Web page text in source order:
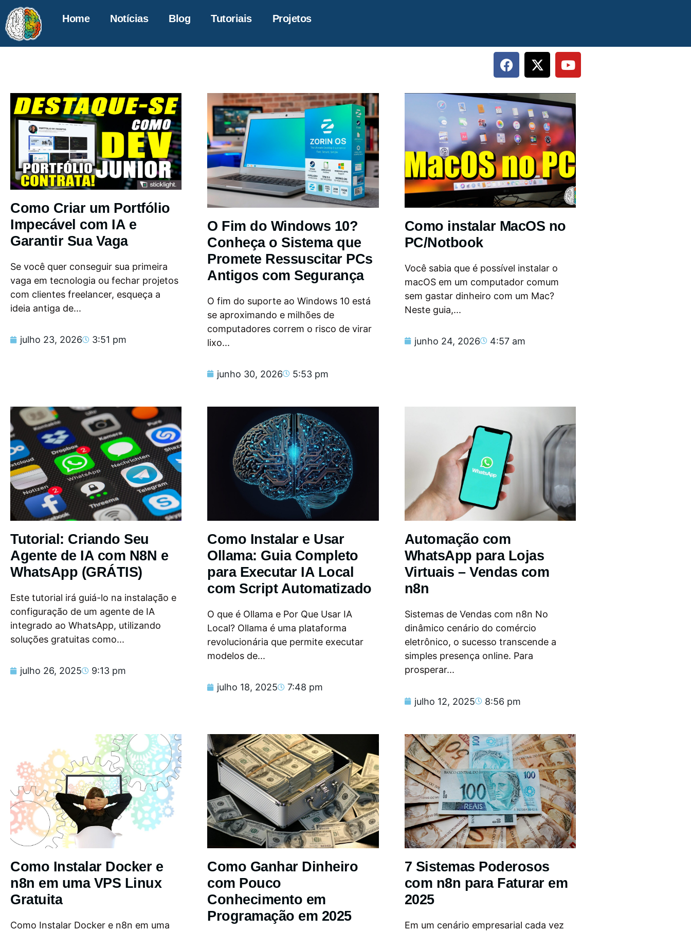
Home Notícias Blog Tutoriais Projetos
Como Criar um Portfólio
Impecável com IA e
Garantir Sua Vaga
Se você quer conseguir sua primeira
vaga em tecnologia ou fechar projetos
com clientes freelancer, esqueça a
ideia antiga de...
julho 23, 2026 3:51 pm
O Fim do Windows 10?
Conheça o Sistema que
Promete Ressuscitar PCs
Antigos com Segurança
O fim do suporte ao Windows 10 está
se aproximando e milhões de
computadores correm o risco de virar
lixo...
junho 30, 2026 5:53 pm
Como instalar MacOS no
PC/Notbook
Você sabia que é possível instalar o
macOS em um computador comum
sem gastar dinheiro com um Mac?
Neste guia,...
junho 24, 2026 4:57 am
Tutorial: Criando Seu
Agente de IA com N8N e
WhatsApp (GRÁTIS)
Este tutorial irá guiá-lo na instalação e
configuração de um agente de IA
integrado ao WhatsApp, utilizando
soluções gratuitas como...
julho 26, 2025 9:13 pm
Como Instalar e Usar
Ollama: Guia Completo
para Executar IA Local
com Script Automatizado
O que é Ollama e Por Que Usar IA
Local? Ollama é uma plataforma
revolucionária que permite executar
modelos de...
julho 18, 2025 7:48 pm
Automação com
WhatsApp para Lojas
Virtuais – Vendas com
n8n
Sistemas de Vendas com n8n No
dinâmico cenário do comércio
eletrônico, o sucesso transcende a
simples presença online. Para
prosperar...
julho 12, 2025 8:56 pm
Como Instalar Docker e
n8n em uma VPS Linux
Gratuita
Como Instalar Docker e n8n em uma
Como Ganhar Dinheiro
com Pouco
Conhecimento em
Programação em 2025
7 Sistemas Poderosos
com n8n para Faturar em
2025
Em um cenário empresarial cada vez